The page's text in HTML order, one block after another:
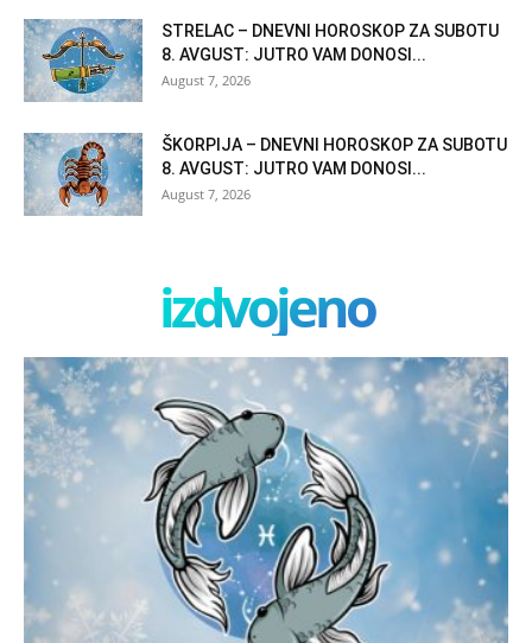
STRELAC – DNEVNI HOROSKOP ZA SUBOTU
8. AVGUST: JUTRO VAM DONOSI...
August 7, 2026
ŠKORPIJA – DNEVNI HOROSKOP ZA SUBOTU
8. AVGUST: JUTRO VAM DONOSI...
August 7, 2026
izdvojeno